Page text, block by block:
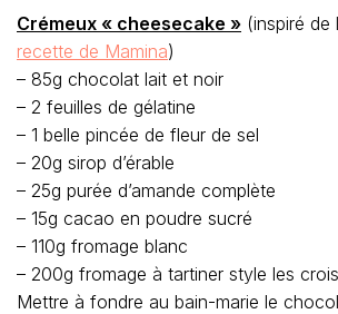
Crémeux « cheesecake » (inspiré de
recette de Mamina)
– 85g chocolat lait et noir
– 2 feuilles de gélatine
– 1 belle pincée de fleur de sel
– 20g sirop d’érable
– 25g purée d’amande complète
– 15g cacao en poudre sucré
– 110g fromage blanc
– 200g fromage à tartiner style les
Mettre à fondre au bain-marie le